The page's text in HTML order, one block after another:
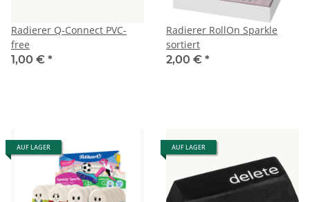
Radierer Q-Connect PVC-
free
1,00 € *
Radierer RollOn Sparkle
sortiert
2,00 € *
AUF LAGER AUF LAGER